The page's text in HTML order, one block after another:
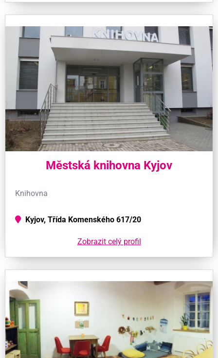
Městská knihovna Kyjov
Knihovna
Kyjov, Třída Komenského 617/20
Zobrazit celý profil